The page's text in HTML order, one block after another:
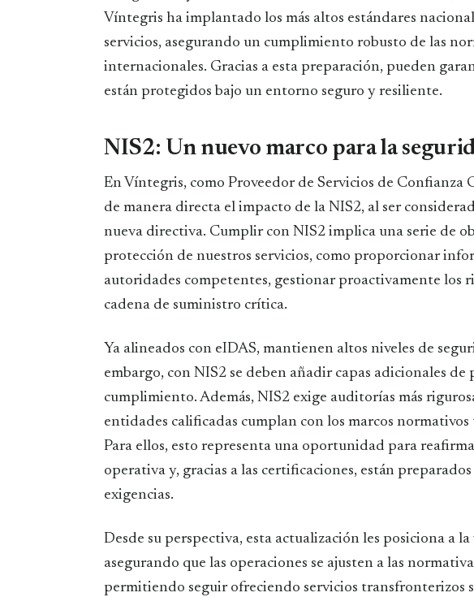
Víntegris ha implantado los más altos estándares
servicios, asegurando un cumplimiento robusto de las
internacionales. Gracias a esta preparación, pueden
están protegidos bajo un entorno seguro y resiliente.
NIS2: Un nuevo marco para la
En Víntegris, como Proveedor de Servicios de Confianza
de manera directa el impacto de la NIS2, al ser
nueva directiva. Cumplir con NIS2 implica una serie de
protección de nuestros servicios, como proporcionar
autoridades competentes, gestionar proactivamente los
cadena de suministro crítica.
Ya alineados con eIDAS, mantienen altos niveles de
embargo, con NIS2 se deben añadir capas adicionales
cumplimiento. Además, NIS2 exige auditorías más
entidades calificadas cumplan con los marcos
Para ellos, esto representa una oportunidad para
operativa y, gracias a las certificaciones, están
exigencias.
Desde su perspectiva, esta actualización les posiciona a
asegurando que las operaciones se ajusten a las
permitiendo seguir ofreciendo servicios transfronterizos